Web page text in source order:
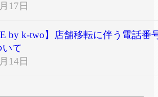
17日
by k-two】店舗移転に伴う電話番
て
14日